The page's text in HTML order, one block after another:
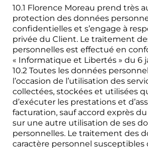
10.1 Florence Moreau prend très
protection des données
confidentielles et s’engage à
privée du Client. Le traitement
personnelles est effectué en
« Informatique et Libertés » du 6
10.2 Toutes les données
l’occasion de l’utilisation des
collectées, stockées et utilisées
d’exécuter les prestations et
facturation, sauf accord exprès
sur une autre utilisation de ses
personnelles. Le traitement des
caractère personnel susceptibles